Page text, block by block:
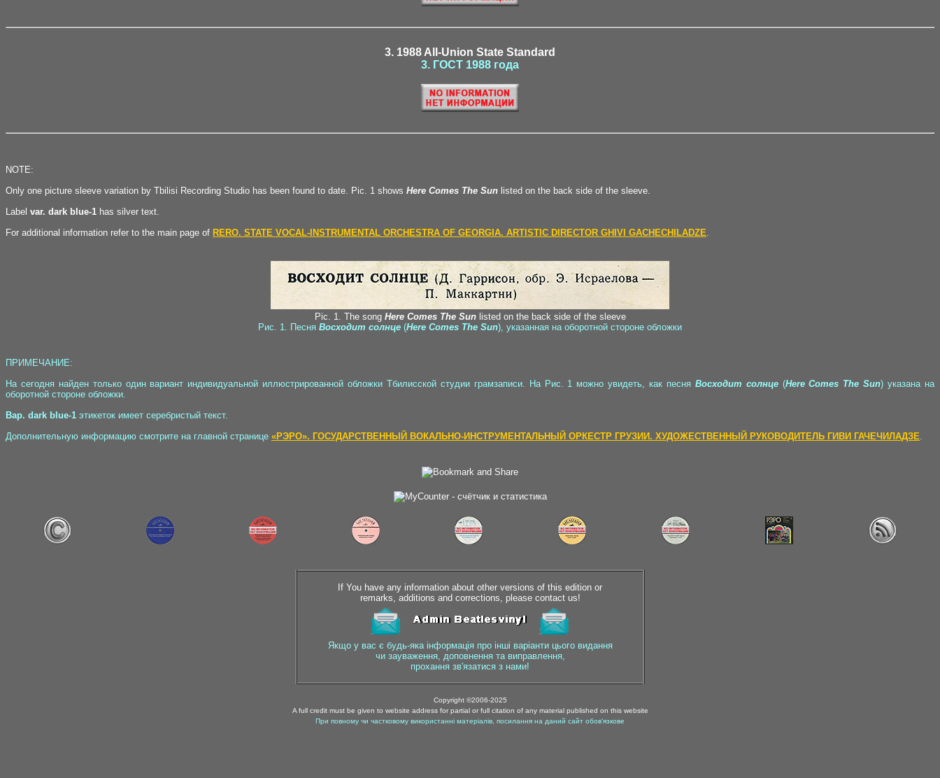
3. 1988 All-Union State Standard
3. ГОСТ 1988 года
NOTE:
Only one picture sleeve variation by Tbilisi Recording Studio has been found to date. Pic. 1 shows Here Comes The Sun listed on the back side of the sleeve.
Label var. dark blue-1 has silver text.
For additional information refer to the main page of RERO. STATE VOCAL-INSTRUMENTAL ORCHESTRA OF GEORGIA. ARTISTIC DIRECTOR GHIVI GACHECHILADZE.
Pic. 1. The song Here Comes The Sunlisted on the back side of the sleeve
Рис. 1. Песня Восходит солнце (Here Comes The Sun), указанная на оборотной стороне обложки
ПРИМЕЧАНИЕ:
На сегодня найден только один вариант индивидуальной иллюстрированной обложки Тбилисской студии грамзаписи. На Рис. 1 можно увидеть, как песня Восходит солнце(Here Comes The Sun) указана на
оборотной стороне обложки.
Вар. dark blue-1 этикеток имеет серебристый текст.
Дополнительную информацию смотрите на главной странице «РЭРО». ГОСУДАРСТВЕННЫЙ ВОКАЛЬНО-ИНСТРУМЕНТАЛЬНЫЙ ОРКЕСТР ГРУЗИИ. ХУДОЖЕСТВЕННЫЙ РУКОВОДИТЕЛЬ ГИВИ ГАЧЕЧИЛАДЗЕ.